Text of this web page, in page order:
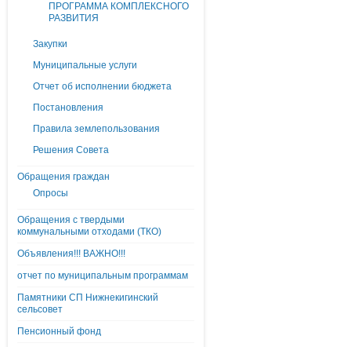
ПРОГРАММА КОМПЛЕКСНОГО
РАЗВИТИЯ
Закупки
Муниципальные услуги
Отчет об исполнении бюджета
Постановления
Правила землепользования
Решения Совета
Обращения граждан
Опросы
Обращения с твердыми
коммунальными отходами (ТКО)
Объявления!!! ВАЖНО!!!
отчет по муниципальным программам
Памятники СП Нижнекигинский
сельсовет
Пенсионный фонд